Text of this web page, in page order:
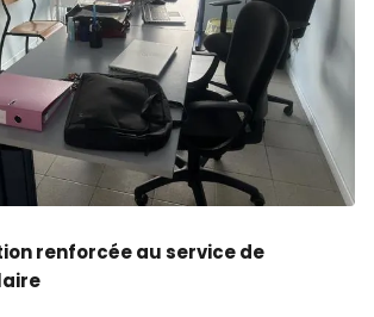
renforcée au service de